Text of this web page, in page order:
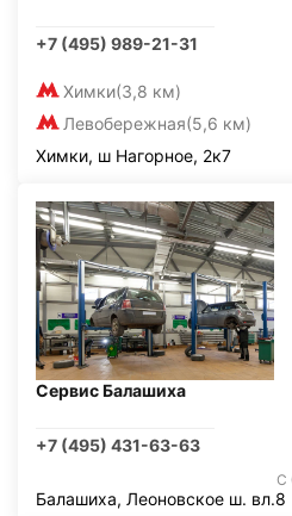
+7 (495) 989-21-31
Химки(3,8 км)
Левобережная(5,6 км)
Химки, ш Нагорное, 2к7
Сервис Балашиха
+7 (495) 431-63-63
С
Балашиха, Леоновское ш. вл.8